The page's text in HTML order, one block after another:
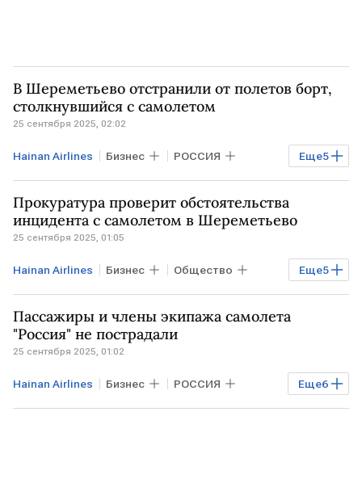
В Шереметьево отстранили от полетов борт,
столкнувшийся с самолетом
25 сентября 2025, 02:02
Еще5
Hainan Airlines Бизнес РОССИЯ
МОСКВА САНКТ-ПЕТЕРБУРГ Пекин
аэропорт Шереметьево Росавиация
Прокуратура проверит обстоятельства
инцидента с самолетом в Шереметьево
25 сентября 2025, 01:05
Еще5
Hainan Airlines Бизнес Общество
МОСКВА САНКТ-ПЕТЕРБУРГ Пекин
аэропорт Шереметьево
Пассажиры и члены экипажа самолета
"Россия" не пострадали
25 сентября 2025, 01:02
Еще6
Hainan Airlines Бизнес РОССИЯ
Общество МОСКВА